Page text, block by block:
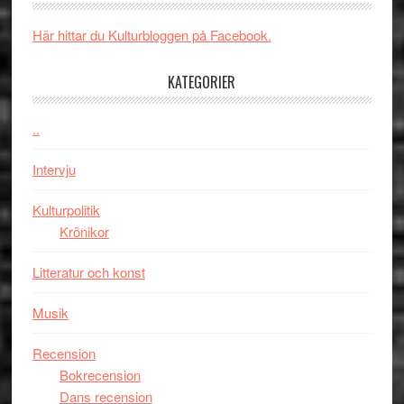
Brand
kan
Här hittar du Kulturbloggen på Facebook.
KATEGORIER
..
Intervju
Kulturpolitik
Krönikor
Litteratur och konst
Musik
Recension
Bokrecension
Dans recension